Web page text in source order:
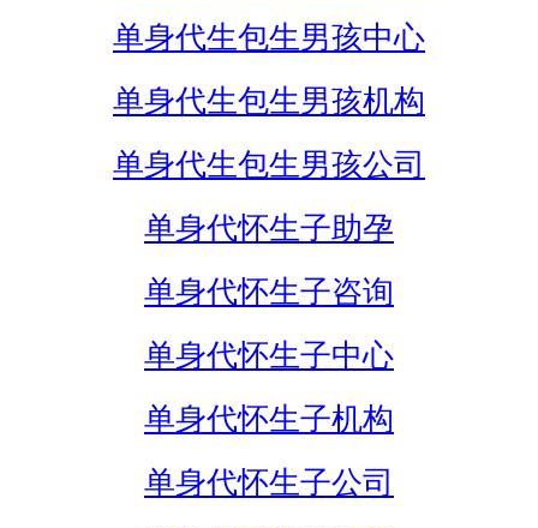
单身代生包生男孩中心
单身代生包生男孩机构
单身代生包生男孩公司
单身代怀生子助孕
单身代怀生子咨询
单身代怀生子中心
单身代怀生子机构
单身代怀生子公司